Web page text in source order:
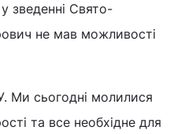
зведенні Свято-
не мав можливості
Ми сьогодні молилися
та все необхідне для